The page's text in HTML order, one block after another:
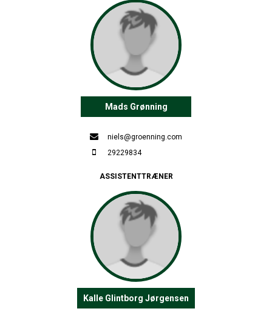
Mads Grønning
niels@groenning.com
29229834
ASSISTENTTRÆNER
Kalle Glintborg Jørgensen